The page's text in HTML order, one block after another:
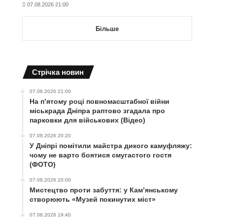
07.08.2026 21:00
Більше
Cтрічка новин
07.08.2026 21:00
На п’ятому році повномасштабної війни
міськрада Дніпра раптово згадала про
парковки для військових (Відео)
07.08.2026 20:20
У Дніпрі помітили майстра дикого камуфляжу:
чому не варто боятися смугастого гостя
(ФОТО)
07.08.2026 20:00
Мистецтво проти забуття: у Кам’янському
створюють «Музей покинутих міст»
07.08.2026 19:40